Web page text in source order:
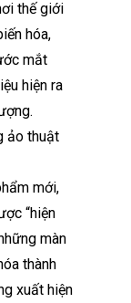
thế giới
hóa,
mắt
hiện ra
ảo thuật
mới,
“hiện
màn
thành
xuất hiện